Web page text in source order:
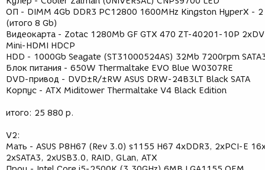
ОП - DIMM 4Gb DDR3 PC12800 1600MHz Kingston HyperX -
(итого 8 Gb)
Видеокарта - Zotac 1280Mb GF GTX 470 ZT-40201-10P
Mini-HDMI HDCP
HDD - 1000Gb Seagate (ST31000524AS) 32Mb 7200rpm
Блок питания - 650W Thermaltake EVO Blue W0307RE
DVD-привод - DVD±R/±RW ASUS DRW-24B3LT Black SATA
Корпус - ATX Miditower Thermaltake V4 Black Edition
итого: 25 880 р.
V2:
Мать - ASUS P8H67 (Rev 3.0) s1155 H67 4xDDR3, 2xPCI-E
2xSATA3, 2xUSB3.0, RAID, GLan, ATX